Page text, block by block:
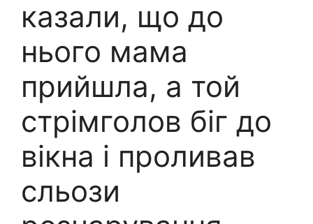
казали, що до
нього мама
прийшла, а той
стрімголов біг до
вікна і проливав
сльози